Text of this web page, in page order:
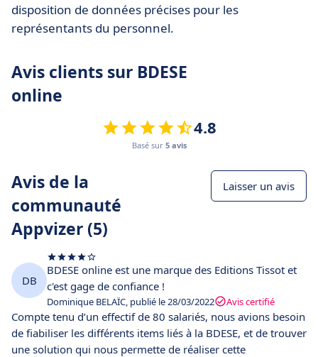
disposition de données précises pour les
représentants du personnel.
Avis clients sur BDESE
online
4.8
Basé sur 5 avis
Avis de la
communauté
Appvizer (5)
Laisser un avis
DB
BDESE online est une marque des Editions Tissot et
c'est gage de confiance !
Dominique BELAÏC, publié le 28/03/2022 Avis certifié
Compte tenu d’un effectif de 80 salariés, nous avions besoin
de fiabiliser les différents items liés à la BDESE, et de trouver
une solution qui nous permette de réaliser cette